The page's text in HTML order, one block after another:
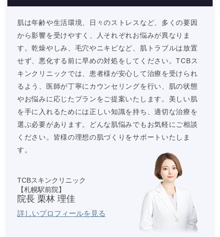
肌は年齢や生活環境、日々のストレスなど、多くの要因
から影響を受けやすく、人それぞれお悩みが異なりま
す。乾燥やしみ、毛穴やニキビなど、肌トラブルは放置
せず、悪化する前に早めの対処をしてください。TCBス
キンクリニックでは、患者様が安心して治療を受けられ
るよう、医師が丁寧にカウンセリングを行い、肌の状態
やお悩みに応じたプランをご提案いたします。美しい肌
を手に入れるためには正しい知識を持ち、適切な治療を
選ぶ必要があります。どんな肌悩みでもお気軽にご相談
ください。皆様の理想の肌づくりをサポートいたしま
す。
TCBスキンクリニック
【札幌駅前院】
院長 栗林 理佳
詳しいプロフィールを見る